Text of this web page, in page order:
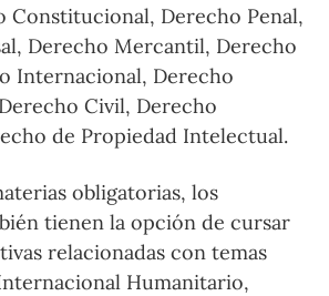
Constitucional, Derecho Penal,
Derecho Mercantil, Derecho
Internacional, Derecho
Civil, Derecho
de Propiedad Intelectual.
obligatorias, los
tienen la opción de cursar
relacionadas con temas
Humanitario,